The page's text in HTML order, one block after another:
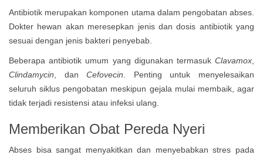
Antibiotik merupakan komponen utama dalam pengobatan abses.
Dokter hewan akan meresepkan jenis dan dosis antibiotik yang
sesuai dengan jenis bakteri penyebab.
Beberapa antibiotik umum yang digunakan termasuk Clavamox
Clindamycin , danCefovecin . Penting untuk menyelesaikan
seluruh siklus pengobatan meskipun gejala mulai membaik, agar
tidak terjadi resistensi atau infeksi ulang.
Memberikan Obat Pereda Nyeri
Abses bisa sangat menyakitkan dan menyebabkan stres pada